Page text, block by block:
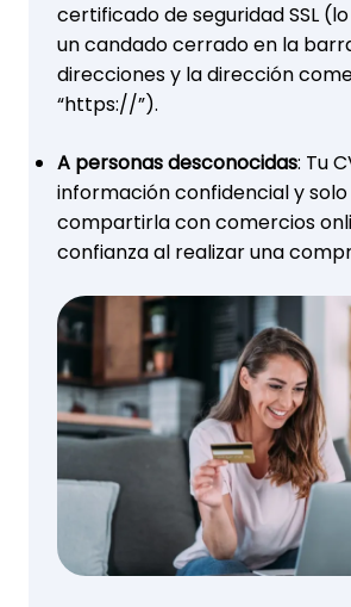
certificado de seguridad SSL
un candado cerrado en la
direcciones y la dirección
“https://”).
A personas desconocidas: Tu
información confidencial y
compartirla con comercios
confianza al realizar una